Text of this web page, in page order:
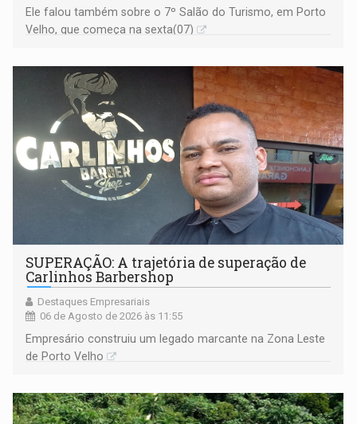
Ele falou também sobre o 7º Salão do Turismo, em Porto
Velho, que começa na sexta(07)
SUPERAÇÃO: A trajetória de superação de
Carlinhos Barbershop
Destaques Empresariais
06 de Agosto de 2026 às 11:55
Empresário construiu um legado marcante na Zona Leste
de Porto Velho